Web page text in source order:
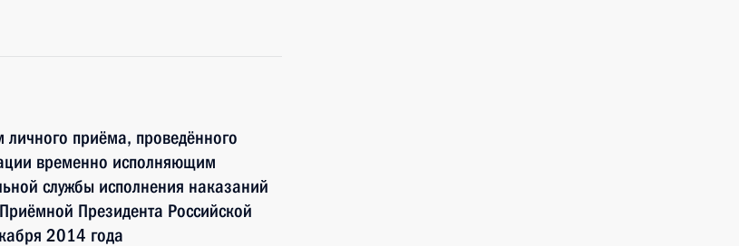
личного приёма, проведённого
временно исполняющим
службы исполнения наказаний
Президента Российской
2014 года